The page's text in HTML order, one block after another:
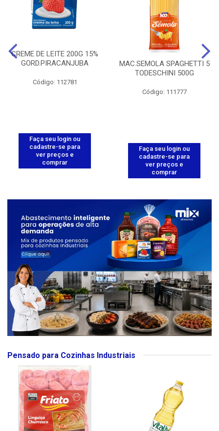
CREME DE LEITE 200G 15%
GORD.PIRACANJUBA
Código: 112781
Faça seu login ou
cadastre-se para
ver preços e
comprar
MAC.SEMOLA SPAGHETTI 5
TODESCHINI 500G
Código: 111777
Faça seu login ou
cadastre-se para
ver preços e
comprar
Pensado para Cozinhas Industriais